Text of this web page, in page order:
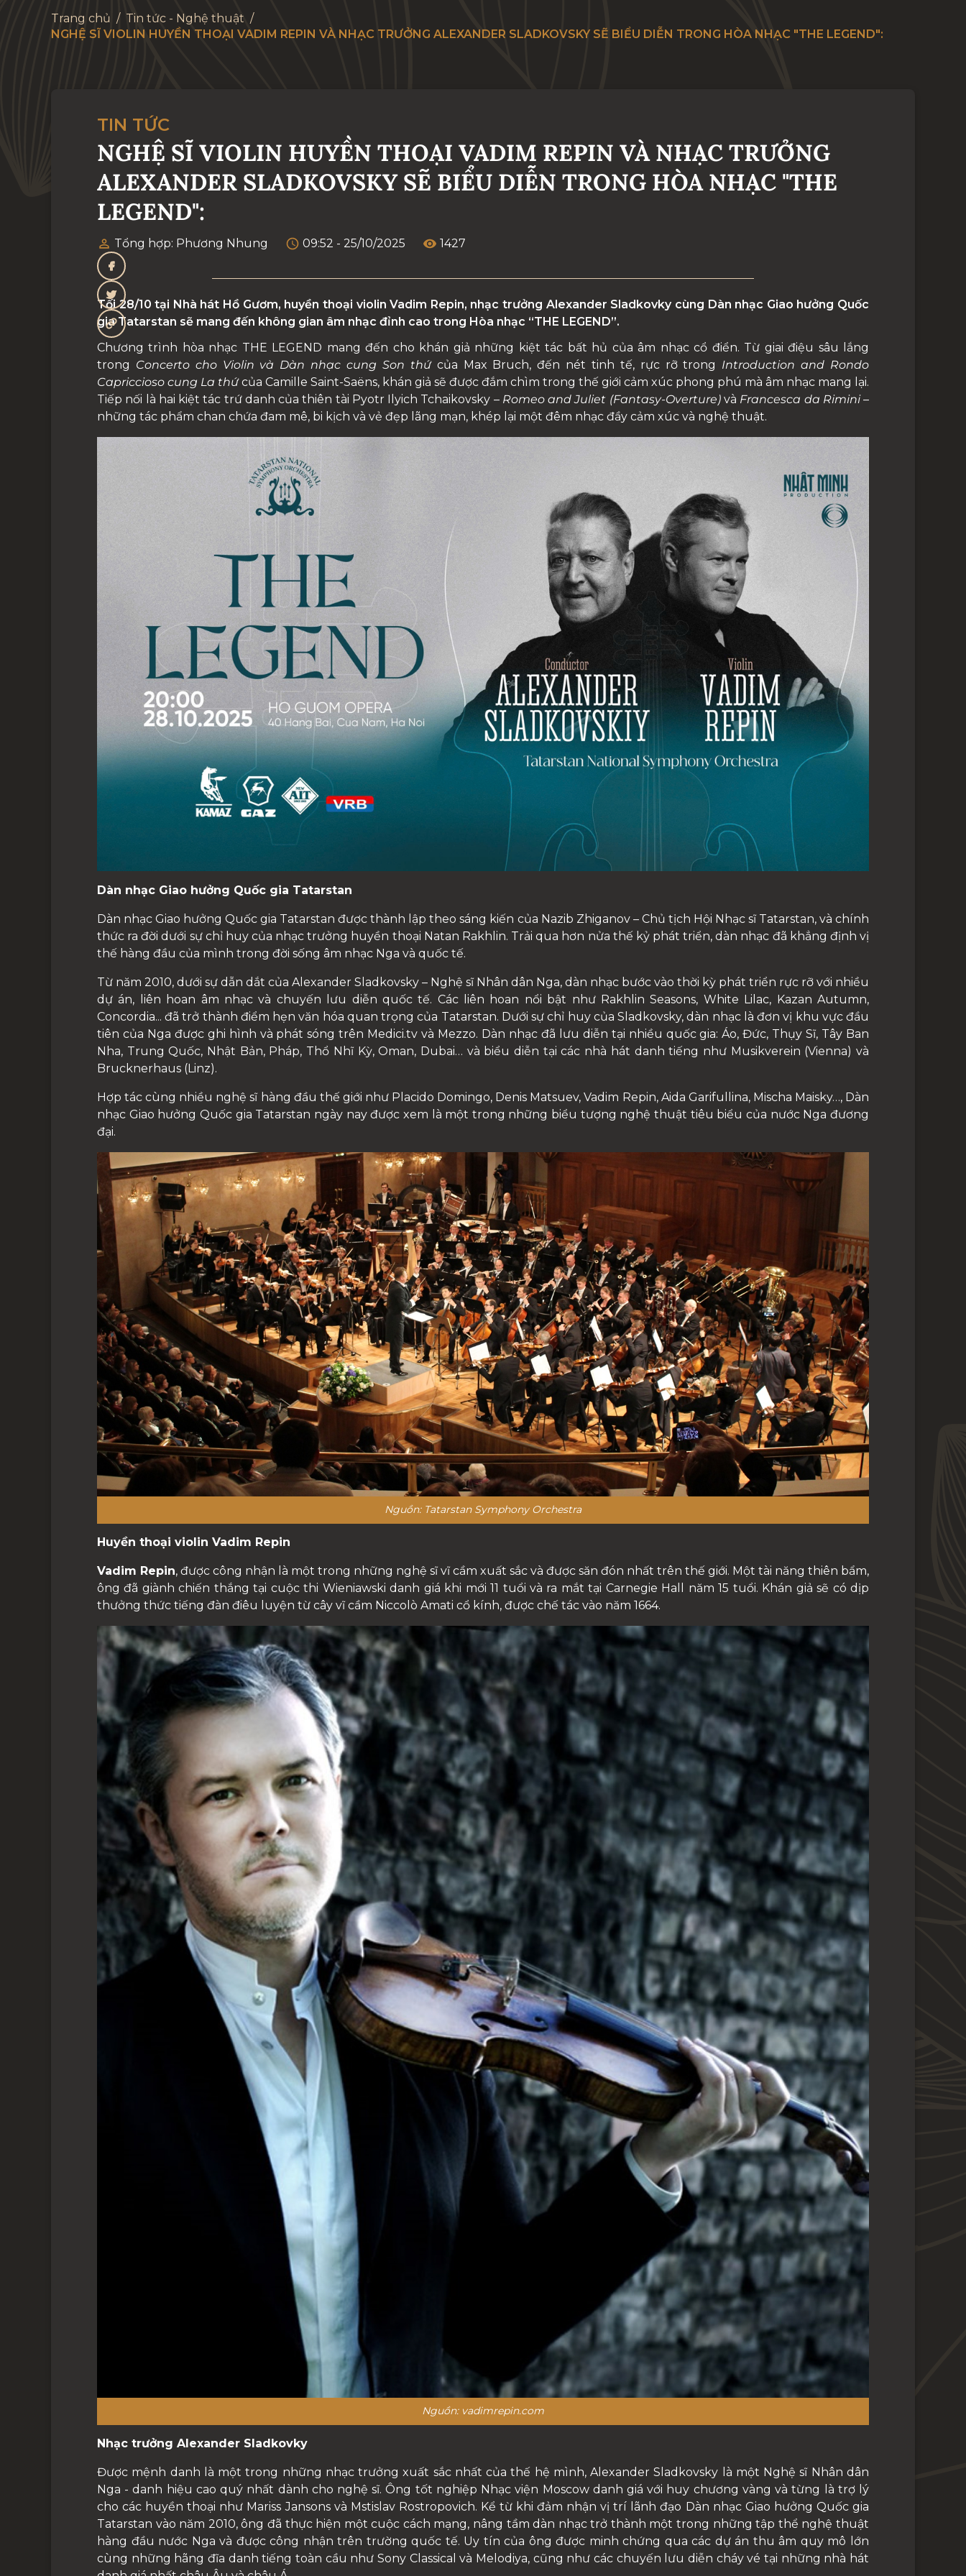
Trang chủ / Tin tức - Nghệ thuật /
NGHỆ SĨ VIOLIN HUYỀN THOẠI VADIM REPIN VÀ NHẠC TRƯỞNG ALEXANDER SLADKOVSKY SẼ BIỂU DIỄN TRONG HÒA NHẠC "THE LEGEND":
TIN TỨC
NGHỆ SĨ VIOLIN HUYỀN THOẠI VADIM REPIN VÀ NHẠC TRƯỞNG
ALEXANDER SLADKOVSKY SẼ BIỂU DIỄN TRONG HÒA NHẠC "THE
LEGEND":
Tổng hợp: Phương Nhung 09:52 - 25/10/2025 1427
Tối 28/10 tại Nhà hát Hồ Gươm, huyền thoại violin Vadim Repin, nhạc trưởng Alexander Sladkovky cùng Dàn nhạc Giao hưởng Quốc
gia Tatarstan sẽ mang đến không gian âm nhạc đỉnh cao trong Hòa nhạc “THE LEGEND”.
Chương trình hòa nhạc THE LEGEND mang đến cho khán giả những kiệt tác bất hủ của âm nhạc cổ điển. Từ giai điệu sâu lắng
trong Concerto cho Violin và Dàn nhạc cung Son thứcủa Max Bruch, đến nét tinh tế, rực rỡ trong Introduction and Rondo
Capriccioso cung La thứcủa Camille Saint-Saëns, khán giả sẽ được đắm chìm trong thế giới cảm xúc phong phú mà âm nhạc mang lại.
Tiếp nối là hai kiệt tác trứ danh của thiên tài Pyotr Ilyich Tchaikovsky – Romeo and Juliet (Fantasy-Overture)và Francesca da Rimini–
những tác phẩm chan chứa đam mê, bi kịch và vẻ đẹp lãng mạn, khép lại một đêm nhạc đầy cảm xúc và nghệ thuật.
Dàn nhạc Giao hưởng Quốc gia Tatarstan
Dàn nhạc Giao hưởng Quốc gia Tatarstan được thành lập theo sáng kiến của Nazib Zhiganov – Chủ tịch Hội Nhạc sĩ Tatarstan, và chính
thức ra đời dưới sự chỉ huy của nhạc trưởng huyền thoại Natan Rakhlin. Trải qua hơn nửa thế kỷ phát triển, dàn nhạc đã khẳng định vị
thế hàng đầu của mình trong đời sống âm nhạc Nga và quốc tế.
Từ năm 2010, dưới sự dẫn dắt của Alexander Sladkovsky – Nghệ sĩ Nhân dân Nga, dàn nhạc bước vào thời kỳ phát triển rực rỡ với nhiều
dự án, liên hoan âm nhạc và chuyến lưu diễn quốc tế. Các liên hoan nổi bật như Rakhlin Seasons, White Lilac, Kazan Autumn,
Concordia... đã trở thành điểm hẹn văn hóa quan trọng của Tatarstan. Dưới sự chỉ huy của Sladkovsky, dàn nhạc là đơn vị khu vực đầu
tiên của Nga được ghi hình và phát sóng trên Medici.tv và Mezzo. Dàn nhạc đã lưu diễn tại nhiều quốc gia: Áo, Đức, Thụy Sĩ, Tây Ban
Nha, Trung Quốc, Nhật Bản, Pháp, Thổ Nhĩ Kỳ, Oman, Dubai… và biểu diễn tại các nhà hát danh tiếng như Musikverein (Vienna) và
Brucknerhaus (Linz).
Hợp tác cùng nhiều nghệ sĩ hàng đầu thế giới như Placido Domingo, Denis Matsuev, Vadim Repin, Aida Garifullina, Mischa Maisky…, Dàn
nhạc Giao hưởng Quốc gia Tatarstan ngày nay được xem là một trong những biểu tượng nghệ thuật tiêu biểu của nước Nga đương
đại.
Nguồn: Tatarstan Symphony Orchestra
Huyền thoại violin Vadim Repin
Vadim Repin, được công nhận là một trong những nghệ sĩ vĩ cầm xuất sắc và được săn đón nhất trên thế giới. Một tài năng thiên bẩm,
ông đã giành chiến thắng tại cuộc thi Wieniawski danh giá khi mới 11 tuổi và ra mắt tại Carnegie Hall năm 15 tuổi. Khán giả sẽ có dịp
thưởng thức tiếng đàn điêu luyện từ cây vĩ cầm Niccolò Amati cổ kính, được chế tác vào năm 1664.
Nguồn: vadimrepin.com
Nhạc trưởng Alexander Sladkovky
Được mệnh danh là một trong những nhạc trưởng xuất sắc nhất của thế hệ mình, Alexander Sladkovsky là một Nghệ sĩ Nhân dân
Nga - danh hiệu cao quý nhất dành cho nghệ sĩ. Ông tốt nghiệp Nhạc viện Moscow danh giá với huy chương vàng và từng là trợ lý
cho các huyền thoại như Mariss Jansons và Mstislav Rostropovich. Kể từ khi đảm nhận vị trí lãnh đạo Dàn nhạc Giao hưởng Quốc gia
Tatarstan vào năm 2010, ông đã thực hiện một cuộc cách mạng, nâng tầm dàn nhạc trở thành một trong những tập thể nghệ thuật
hàng đầu nước Nga và được công nhận trên trường quốc tế. Uy tín của ông được minh chứng qua các dự án thu âm quy mô lớn
cùng những hãng đĩa danh tiếng toàn cầu như Sony Classical và Melodiya, cũng như các chuyến lưu diễn cháy vé tại những nhà hát